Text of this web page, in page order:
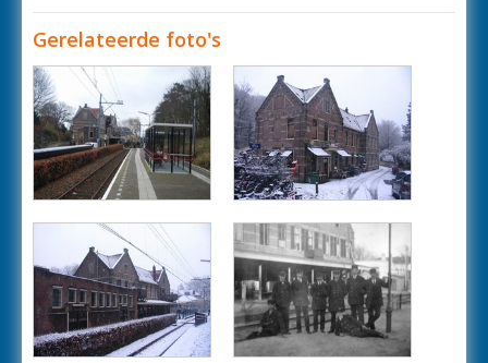
Gerelateerde foto's